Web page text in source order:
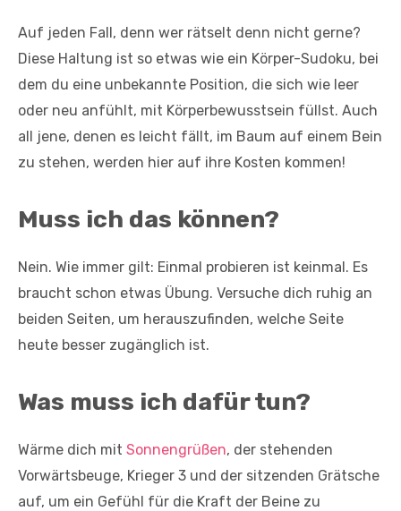
Auf jeden Fall, denn wer rätselt denn nicht gerne?
Diese Haltung ist so etwas wie ein Körper-Sudoku, bei
dem du eine unbekannte Position, die sich wie leer
oder neu anfühlt, mit Körperbewusstsein füllst. Auch
all jene, denen es leicht fällt, im Baum auf einem Bein
zu stehen, werden hier auf ihre Kosten kommen!
Muss ich das können?
Nein. Wie immer gilt: Einmal probieren ist keinmal. Es
braucht schon etwas Übung. Versuche dich ruhig an
beiden Seiten, um herauszufinden, welche Seite
heute besser zugänglich ist.
Was muss ich dafür tun?
Wärme dich mit Sonnengrüßen, der stehenden
Vorwärtsbeuge, Krieger 3 und der sitzenden Grätsche
auf, um ein Gefühl für die Kraft der Beine zu